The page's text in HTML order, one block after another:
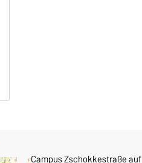
Campus Zschokkestraße auf